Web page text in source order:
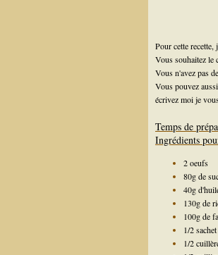
Pour cette
Vous souhaitez le
Vous n'avez pas
Vous pouvez
écrivez moi je
Temps de
Ingrédients
2 oeufs
80g de
40g
130g de
100g de
1/2
1/2